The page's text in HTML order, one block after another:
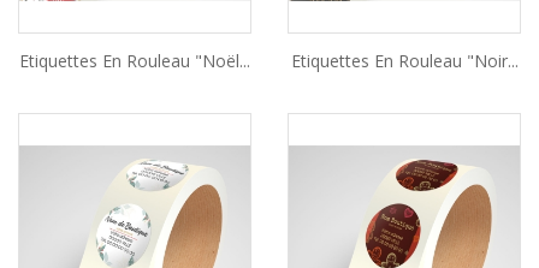
Etiquettes En Rouleau "Noël... Etiquettes En Rouleau "Noir...